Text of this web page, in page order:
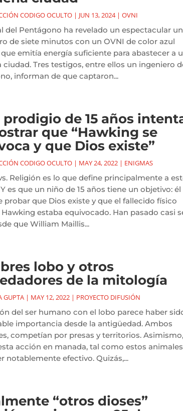
CODIGO OCULTO| JUN 13, 2024| OVNI
del Pentágono ha revelado un espectacular un
de siete minutos con un OVNI de color azul
emitía energía suficiente para abastecer a
ciudad. Tres testigos, entre ellos un ingeniero
informan de que captaron...
prodigio de 15 años
que “Hawking se
y que Dios existe”
CODIGO OCULTO| MAY 24, 2022| ENIGMAS
Religión es lo que define principalmente a
es que un niño de 15 años tiene un objetivo: él
probar que Dios existe y que el fallecido físico
estaba equivocado. Han pasado casi
que William Maillis...
lobo y otros
de la mitología
GUPTA| MAY 12, 2022| PROYECTO DIFUSIÓN
del ser humano con el lobo parece haber
importancia desde la antigüedad. Ambos
competían por presas y territorios.
acción en manada, tal como estos
notablemente efectivo. Quizás,...
“otros dioses”